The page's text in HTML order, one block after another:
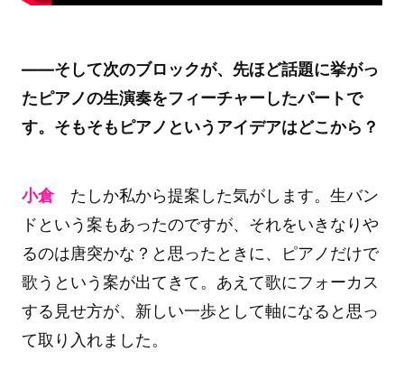
――そして次のブロックが、先ほど話題に挙がっ
たピアノの生演奏をフィーチャーしたパートで
す。そもそもピアノというアイデアはどこから？
小倉たしか私から提案した気がします。生バン
ドという案もあったのですが、それをいきなりや
るのは唐突かな？と思ったときに、ピアノだけで
歌うという案が出てきて。あえて歌にフォーカス
する見せ方が、新しい一歩として軸になると思っ
て取り入れました。